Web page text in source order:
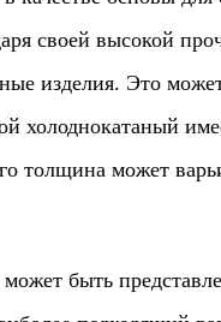
своей высокой
изделия. Это
холоднокатаный
толщина может
быть